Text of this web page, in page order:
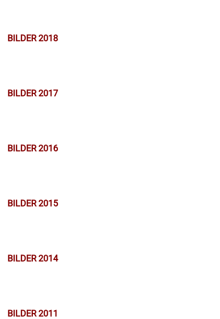
BILDER 2018
BILDER 2017
BILDER 2016
BILDER 2015
BILDER 2014
BILDER 2011